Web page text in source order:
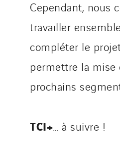
Cependant, nous
travailler
compléter le
permettre la mise
prochains
TCI+ … à suivre !
SKE-International
Smart Building
Sotécnica
SparkEx®
STE Armor
Sylvestre Energies